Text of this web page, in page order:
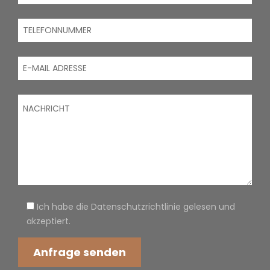
Ich habe die Datenschutzrichtlinie gelesen und
akzeptiert.